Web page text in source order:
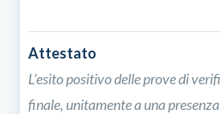
Attestato
L’esito positivo delle prove di
finale, unitamente a una